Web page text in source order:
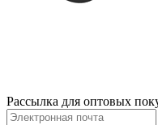
Рассылка для оптовых